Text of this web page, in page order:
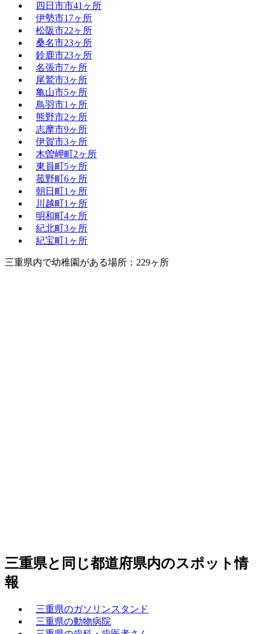
四日市市41ヶ所
伊勢市17ヶ所
松阪市22ヶ所
桑名市23ヶ所
鈴鹿市23ヶ所
名張市7ヶ所
尾鷲市3ヶ所
亀山市5ヶ所
鳥羽市1ヶ所
熊野市2ヶ所
志摩市9ヶ所
伊賀市3ヶ所
木曽岬町2ヶ所
東員町5ヶ所
菰野町6ヶ所
朝日町1ヶ所
川越町1ヶ所
明和町4ヶ所
紀北町3ヶ所
紀宝町1ヶ所
三重県内で幼稚園がある場所：229ヶ所
三重県と同じ都道府県内のスポット情
報
三重県のガソリンスタンド
三重県の動物病院